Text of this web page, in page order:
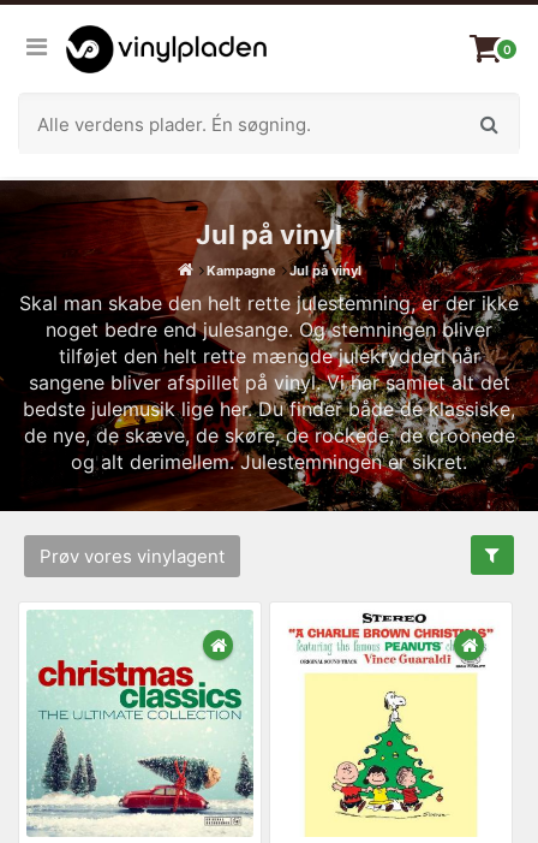
0
Jul på vinyl
Kampagne Jul på vinyl
Skal man skabe den helt rette julestemning, er der ikke
noget bedre end julesange. Og stemningen bliver
tilføjet den helt rette mængde julekrydderi når
sangene bliver afspillet på vinyl. Vi har samlet alt det
bedste julemusik lige her. Du finder både de klassiske,
de nye, de skæve, de skøre, de rockede, de croonede
og alt derimellem. Julestemningen er sikret.
Prøv vores vinylagent